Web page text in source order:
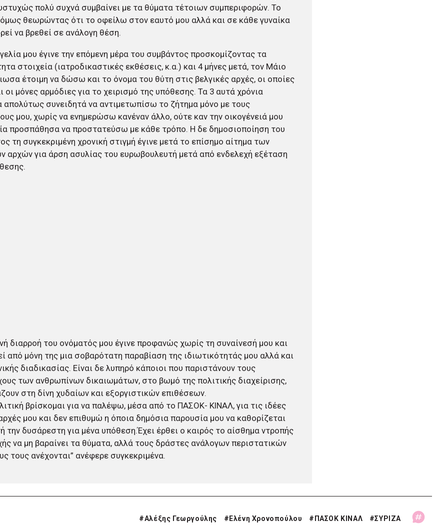
πολύ συχνά συμβαίνει με τα θύματα τέτοιων συμπεριφορών. Το
θεωρώντας ότι το οφείλω στον εαυτό μου αλλά και σε κάθε γυναίκα
να βρεθεί σε ανάλογη θέση.
μου έγινε την επόμενη μέρα του συμβάντος προσκομίζοντας τα
στοιχεία (ιατροδικαστικές εκθέσεις, κ.α.) και 4 μήνες μετά, τον Μάιο
έτοιμη να δώσω και το όνομα του θύτη στις βελγικές αρχές, οι οποίες
οι μόνες αρμόδιες για το χειρισμό της υπόθεσης. Τα 3 αυτά χρόνια
απολύτως συνειδητά να αντιμετωπίσω το ζήτημα μόνο με τους
μου, χωρίς να ενημερώσω κανέναν άλλο, ούτε καν την οικογένειά μου
προσπάθησα να προστατεύσω με κάθε τρόπο. Η δε δημοσιοποίηση του
τη συγκεκριμένη χρονική στιγμή έγινε μετά το επίσημο αίτημα των
αρχών για άρση ασυλίας του ευρωβουλευτή μετά από ενδελεχή εξέταση
διαρροή του ονόματός μου έγινε προφανώς χωρίς τη συναίνεσή μου και
από μόνη της μια σοβαρότατη παραβίαση της ιδιωτικότητάς μου αλλά και
διαδικασίας. Είναι δε λυπηρό κάποιοι που παριστάνουν τους
των ανθρωπίνων δικαιωμάτων, στο βωμό της πολιτικής διαχείρισης,
στη δίνη χυδαίων και εξοργιστικών επιθέσεων.
βρίσκομαι για να παλέψω, μέσα από το ΠΑΣΟΚ- ΚΙΝΑΛ, για τις ιδέες
μου και δεν επιθυμώ η όποια δημόσια παρουσία μου να καθορίζεται
την δυσάρεστη για μένα υπόθεση.Έχει έρθει ο καιρός το αίσθημα ντροπής
να μη βαραίνει τα θύματα, αλλά τους δράστες ανάλογων περιστατικών
τους ανέχονται” ανέφερε συγκεκριμένα.
#Αλέξης Γεωργούλης #Ελένη Χρονοπούλου #ΠΑΣΟΚ ΚΙΝΑΛ #ΣΥΡΙΖΑ